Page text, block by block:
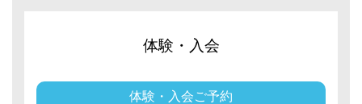
体験・入会
体験・入会ご予約